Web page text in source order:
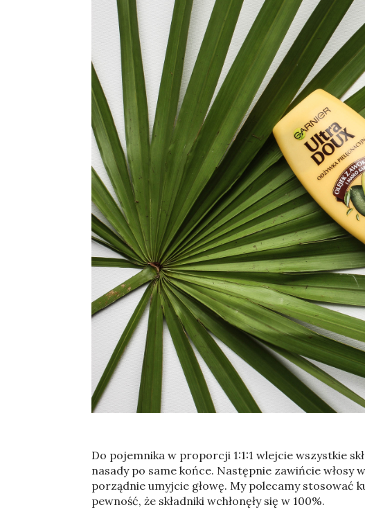
Do pojemnika w proporcji 1:1:1 wlejcie wszystkie
nasady po same końce. Następnie zawińcie
porządnie umyjcie głowę. My polecamy stosować
pewność, że składniki wchłonęły się w 100%.